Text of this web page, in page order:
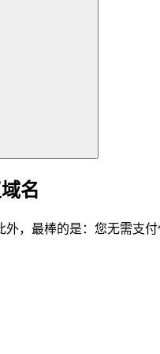
名
，最棒的是：您无需支